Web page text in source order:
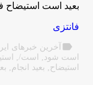
بعید است استیضاح
فانتزی
label آخرین خبرهای
است شود, است/,
استیضاح , بعید انجام,